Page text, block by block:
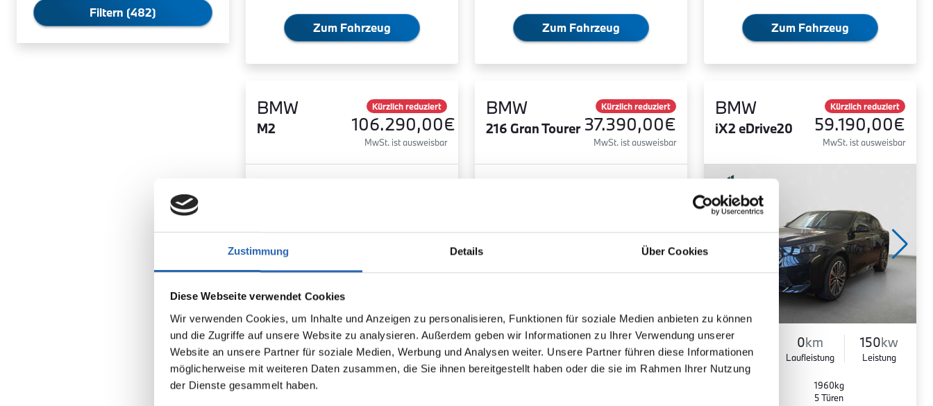
Zustimmung Details Über Cookies
Diese Webseite verwendet Cookies
Wir verwenden Cookies, um Inhalte und Anzeigen zu personalisieren, Funktionen für soziale Medien anbieten zu können
und die Zugriffe auf unsere Website zu analysieren. Außerdem geben wir Informationen zu Ihrer Verwendung unserer
Website an unsere Partner für soziale Medien, Werbung und Analysen weiter. Unsere Partner führen diese Informationen
möglicherweise mit weiteren Daten zusammen, die Sie ihnen bereitgestellt haben oder die sie im Rahmen Ihrer Nutzung
der Dienste gesammelt haben.
Filtern (482)
Zum Fahrzeug Zum Fahrzeug Zum Fahrzeug
BMW
M2
Kürzlich reduziert
106.290,00€
MwSt. ist ausweisbar
Benzin
Kraftstoff
0km
Laufleistung
390kw
Leistung
Euro 6
BMW
216 Gran Tourer
Kürzlich reduziert
37.390,00€
MwSt. ist ausweisbar
Benzin
Kraftstoff
1km
Laufleistung
90kw
Leistung
BMW
iX2 eDrive20
Kürzlich reduziert
59.190,00€
MwSt. ist ausweisbar
Elektro
Kraftstoff
0km
Laufleistung
150kw
Leistung
1960kg
5 Türen